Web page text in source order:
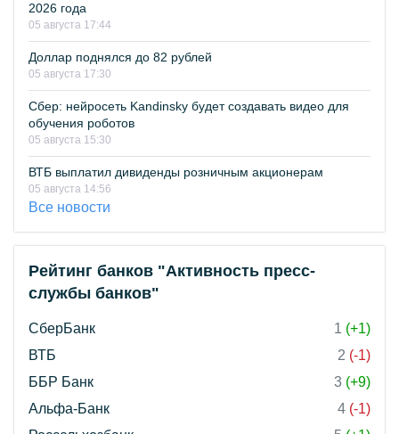
2026 года
05 августа 17:44
Доллар поднялся до 82 рублей
05 августа 17:30
Сбер: нейросеть Kandinsky будет создавать видео для
обучения роботов
05 августа 15:30
ВТБ выплатил дивиденды розничным акционерам
05 августа 14:56
Все новости
Рейтинг банков "Активность пресс-
службы банков"
СберБанк 1 (+1)
ВТБ
2 (-1)
ББР Банк
3 (+9)
Альфа-Банк
4 (-1)